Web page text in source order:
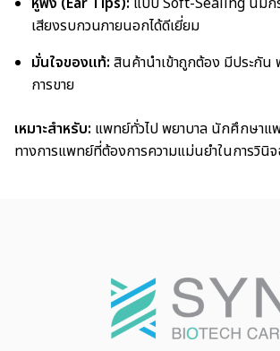
เสียงรบกวนภายนอกได้ดีเยี่ยม
มั่นใจของแท้: สินค้านำเข้าถูกต้อง มีประกัน
การขาย
เหมาะสำหรับ: แพทย์ทั่วไป พยาบาล นักศึกษาแ
ทางการแพทย์ที่ต้องการความแม่นยำในการวินิ